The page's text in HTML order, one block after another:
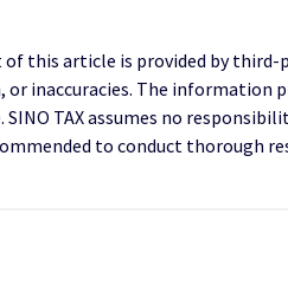
this article is provided by third-
inaccuracies. The information
SINO TAX assumes no
to conduct thorough